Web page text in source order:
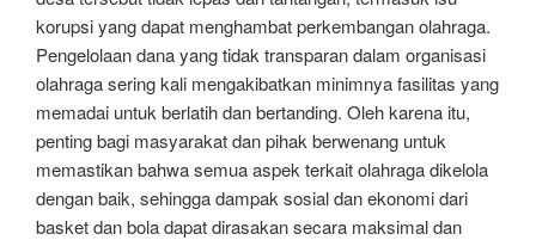
korupsi yang dapat menghambat perkembangan olahraga.
Pengelolaan dana yang tidak transparan dalam organisasi
olahraga sering kali mengakibatkan minimnya fasilitas yang
memadai untuk berlatih dan bertanding. Oleh karena itu,
penting bagi masyarakat dan pihak berwenang untuk
memastikan bahwa semua aspek terkait olahraga dikelola
dengan baik, sehingga dampak sosial dan ekonomi dari
basket dan bola dapat dirasakan secara maksimal dan